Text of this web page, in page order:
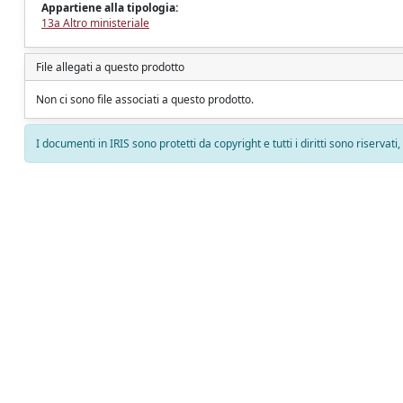
Appartiene alla tipologia:
13a Altro ministeriale
File allegati a questo prodotto
Non ci sono file associati a questo prodotto.
I documenti in IRIS sono protetti da copyright e tutti i diritti sono